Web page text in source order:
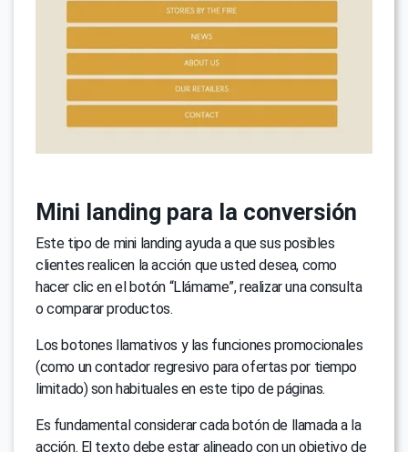
Mini landing para la conversión
Este tipo de mini landing ayuda a que sus posibles
clientes realicen la acción que usted desea, como
hacer clic en el botón “Llámame”, realizar una consulta
o comparar productos.
Los botones llamativos y las funciones promocionales
(como un contador regresivo para ofertas por tiempo
limitado) son habituales en este tipo de páginas.
Es fundamental considerar cada botón de llamada a la
acción. El texto debe estar alineado con un objetivo de